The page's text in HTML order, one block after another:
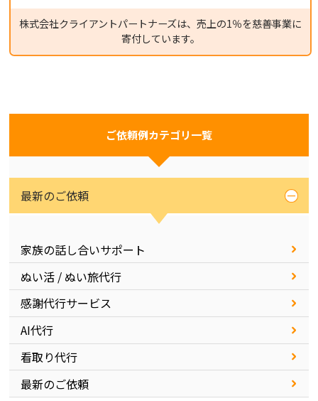
株式会社クライアントパートナーズは、売上の1％を慈善事業に
寄付しています。
ご依頼例カテゴリ一覧
最新のご依頼
家族の話し合いサポート
ぬい活 / ぬい旅代行
感謝代行サービス
AI代行
看取り代行
最新のご依頼